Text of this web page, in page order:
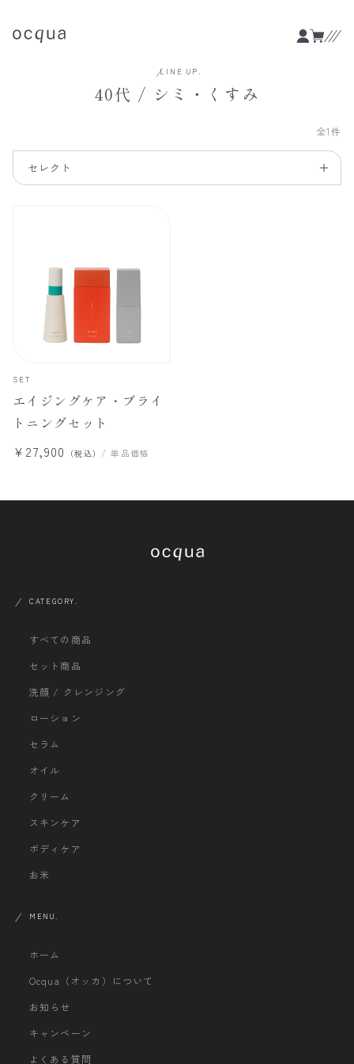
LINE UP.
40代 / シミ・くすみ
セレクト
全1件
SET
エイジングケア・ブライ
トニングセット
¥27,900
（税込） / 単品価格
CATEGORY.
すべての商品
セット商品
洗顔 / クレンジング
ローション
セラム
オイル
クリーム
スキンケア
ボディケア
お米
MENU.
ホーム
Ocqua（オッカ）について
お知らせ
キャンペーン
よくある質問